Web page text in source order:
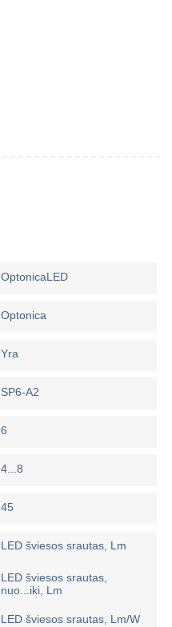
OptonicaLED
Optonica
Yra
SP6-A2
6
4...8
45
LED šviesos srautas, Lm
LED šviesos srautas,
nuo...iki, Lm
LED šviesos srautas, Lm/W